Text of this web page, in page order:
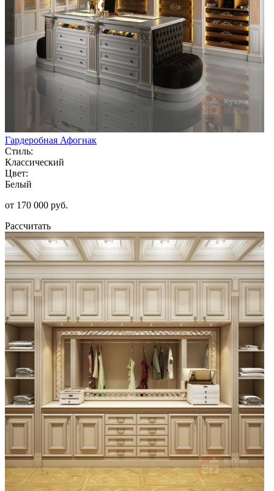
Гардеробная Афогнак
Стиль:
Классический
Цвет:
Белый
от 170 000 руб.
Рассчитать